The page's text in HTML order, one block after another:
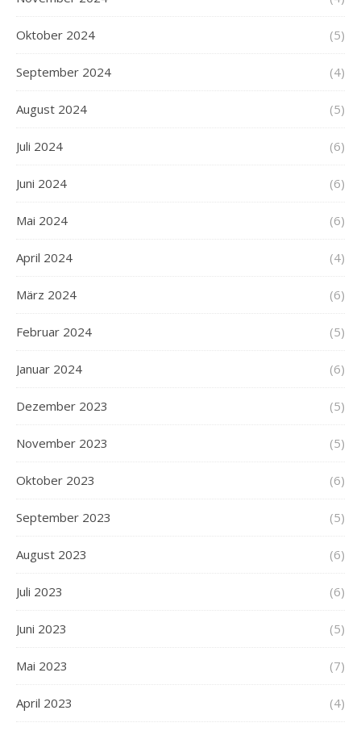
Oktober 2024 (5)
September 2024 (4)
August 2024 (5)
Juli 2024 (6)
Juni 2024 (6)
Mai 2024 (6)
April 2024 (4)
März 2024 (6)
Februar 2024 (5)
Januar 2024 (6)
Dezember 2023 (5)
November 2023 (5)
Oktober 2023 (6)
September 2023 (5)
August 2023 (6)
Juli 2023 (6)
Juni 2023 (5)
Mai 2023 (7)
April 2023 (4)